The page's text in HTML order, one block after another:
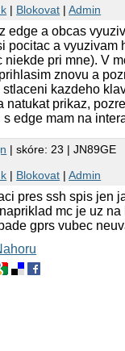
| Blokovat |Admin
edge a obcas
pocitac a
niekde pri mne). V
znovu a
kazdeho
natukat prikaz,
edge mam na
| skóre: 23 | JN89GE
| Blokovat |Admin
pres ssh spis jen
mc je uz
gprs vubec